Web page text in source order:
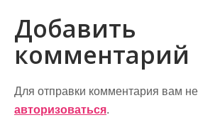
в
и
а
Добавить
комментарий
Для отправки комментария вам
авторизоваться.